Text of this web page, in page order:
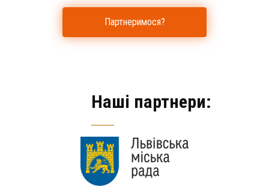
Партнеримося?
Наші партнери: